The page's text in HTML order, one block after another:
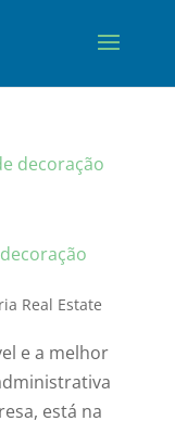
Real Estate
e a melhor
está na